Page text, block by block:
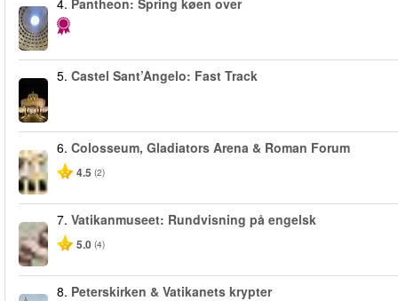
4. Pantheon: Spring køen over
5. Castel Sant’Angelo: Fast Track
6. Colosseum, Gladiators Arena & Roman Forum
4.5 (2)
7. Vatikanmuseet: Rundvisning på engelsk
5.0 (4)
8. Peterskirken & Vatikanets krypter